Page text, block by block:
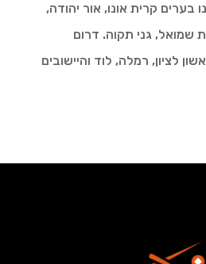
בערים קרית אונו, אור יהודה,
שמואל, גני תקוה. דרום
לציון, רמלה, לוד והיישובים